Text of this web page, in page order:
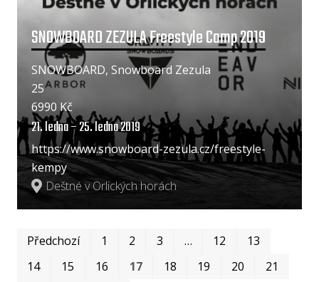
SNOWBOARD ZEZULA Freestyle Camp 2019
Deštné v Orlických horách
https://www.snowboard-zezula.cz/freestyle-
kempy
21. ledna – 25. ledna 2019
6990 Kč
25
SNOWBOARD, Snowboard Zezula
Předchozí 1 2 3 … 12
13
14
15 16 17 18 19 20
21